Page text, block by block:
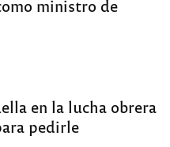
ministro de
en la lucha obrera
pedirle